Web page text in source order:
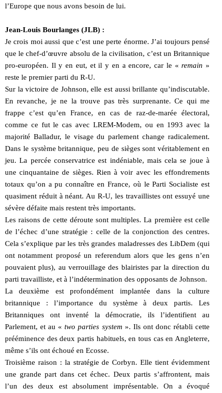
l’Europe que nous avons besoin de lui.
Jean-Louis Bourlanges (JLB) :
Je crois moi aussi que c’est une perte énorme. J’ai toujours pensé
que le chef-d’œuvre absolu de la civilisation, c’est un Britannique
pro-européen. Il y en eut, et il y en a encore, car le «remain »
reste le premier parti du R-U.
Sur la victoire de Johnson, elle est aussi brillante qu’indiscutable.
En revanche, je ne la trouve pas très surprenante. Ce qui me
frappe c’est qu’en France, en cas de raz-de-marée électoral,
comme ce fut le cas avec LREM-Modem, ou en 1993 avec la
majorité Balladur, le visage du parlement change radicalement.
Dans le système britannique, peu de sièges sont véritablement en
jeu. La percée conservatrice est indéniable, mais cela se joue à
une cinquantaine de sièges. Rien à voir avec les effondrements
totaux qu’on a pu connaître en France, où le Parti Socialiste est
quasiment réduit à néant. Au R-U, les travaillistes ont essuyé une
sévère défaite mais restent très importants.
Les raisons de cette déroute sont multiples. La première est celle
de l’échec d’une stratégie : celle de la conjonction des centres.
Cela s’explique par les très grandes maladresses des LibDem (qui
ont notamment proposé un referendum alors que les gens n’en
pouvaient plus), au verrouillage des blairistes par la direction du
parti travailliste, et à l’indétermination des opposants de Johnson.
La deuxième est profondément implantée dans la culture
britannique : l’importance du système à deux partis. Les
Britanniques ont inventé la démocratie, ils l’identifient au
Parlement, et au «two parties system ». Ils ont donc rétabli cette
prééminence des deux partis habituels, en tous cas en Angleterre,
même s’ils ont échoué en Ecosse.
Troisième raison : la stratégie de Corbyn. Elle tient évidemment
une grande part dans cet échec. Deux partis s’affrontent, mais
l’un des deux est absolument imprésentable. On a évoqué